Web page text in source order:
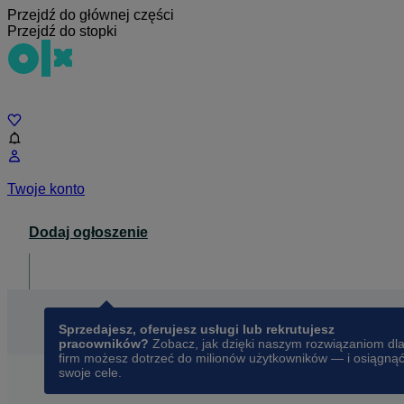
Przejdź do głównej części
Przejdź do stopki
Twoje konto
Dodaj ogłoszenie
Sprzedajesz, oferujesz usługi lub rekrutujesz
pracowników? Zobacz, jak dzięki naszym rozwiązaniom dla
firm możesz dotrzeć do milionów użytkowników — i osiągnąć
swoje cele.